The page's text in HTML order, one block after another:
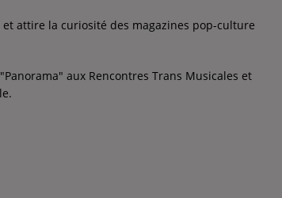
attire la curiosité des magazines pop-culture
aux Rencontres Trans Musicales et